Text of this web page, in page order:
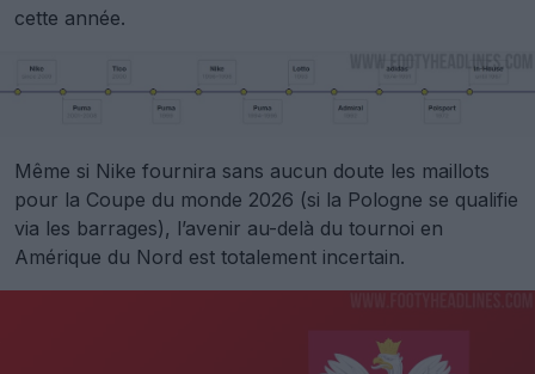
cette année.
Même si Nike fournira sans aucun doute les maillots
pour la Coupe du monde 2026 (si la Pologne se qualifie
via les barrages), l’avenir au-delà du tournoi en
Amérique du Nord est totalement incertain.